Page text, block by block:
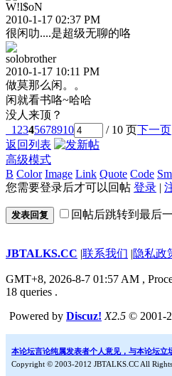
W!l$oN
2010-1-17 02:37 PM
很闲叻....是超级无聊的咯
solobrother
2010-1-17 10:11 PM
做莫那么闲。。
闲就看书咯~哈哈
没人来顶？
12345678910 / 10 页下一页
返回列表
高级模式
B Color Image Link Quote Code
您需要登录后才可以回帖 登录 |
发表回复 回帖后跳转到最后
JBTALKS.CC |联系我们 |隐私政
GMT+8, 2026-8-7 01:57 AM ,
18 queries .
Powered by Discuz! X2.5 © 2001-
本论坛言论纯属发表者个人意见，与本论坛立
Copyright © 2003-2012 JBTALKS.CC All